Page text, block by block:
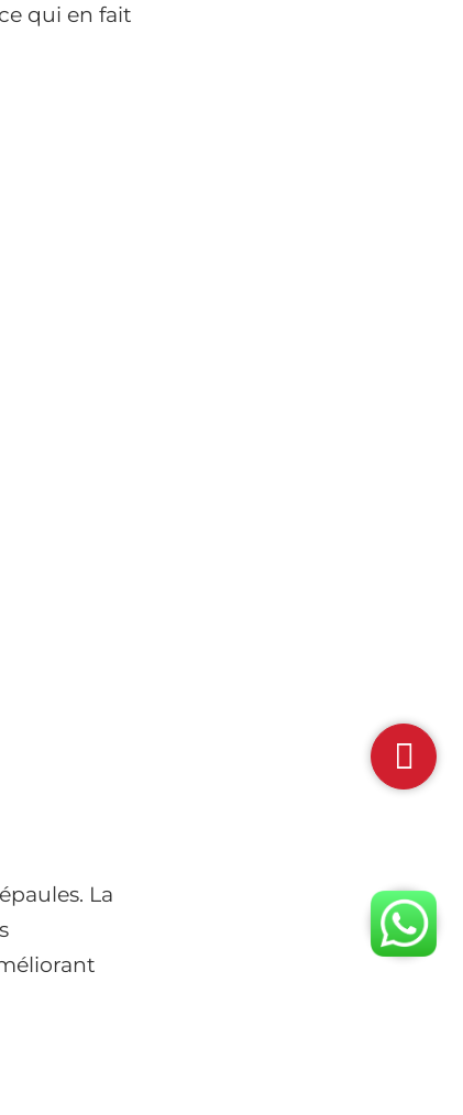
qui en fait
La